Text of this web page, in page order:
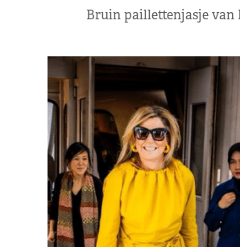
Bruin paillettenjasje van